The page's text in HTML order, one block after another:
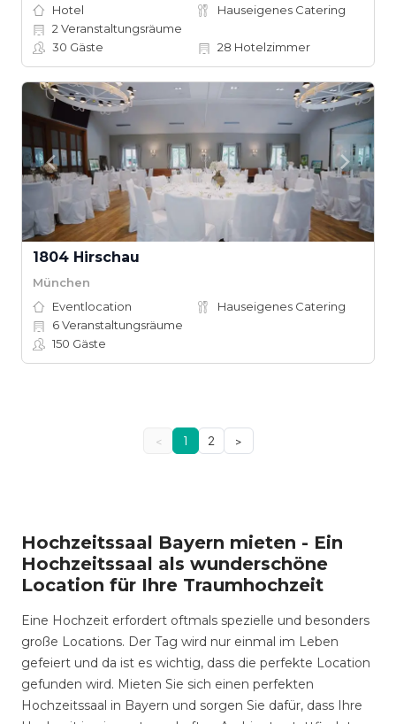
Hotel
Hauseigenes Catering
2 Veranstaltungsräume
30 Gäste 28 Hotelzimmer
1804 Hirschau
München
Eventlocation
Hauseigenes Catering
6Veranstaltungsräume
150 Gäste
< 1 2 >
Hochzeitssaal Bayern mieten - Ein
Hochzeitssaal als wunderschöne
Location für Ihre Traumhochzeit
Eine Hochzeit erfordert oftmals spezielle und besonders
große Locations. Der Tag wird nur einmal im Leben
gefeiert und da ist es wichtig, dass die perfekte Location
gefunden wird. Mieten Sie sich einen perfekten
Hochzeitssaal in Bayern und sorgen Sie dafür, dass Ihre